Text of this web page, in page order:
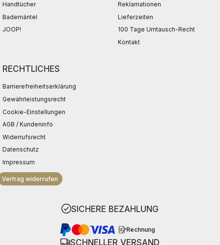
Handtücher
Bademäntel
JOOP!
Reklamationen
Lieferzeiten
100 Tage Umtausch-Recht
Kontakt
RECHTLICHES
Barrierefreiheitserklärung
Gewährleistungsrecht
Cookie-Einstellungen
AGB / Kundeninfo
Widerrufsrecht
Datenschutz
Impressum
Vertrag widerrufen
SICHERE BEZAHLUNG
Rechnung
SCHNELLER VERSAND